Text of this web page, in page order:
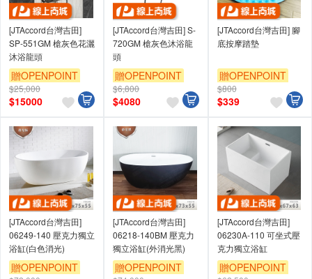
[JTAccord台灣吉田]
SP-551GM 槍灰色花灑
沐浴龍頭
贈OPENPOINT
$25,000
$15000
[JTAccord台灣吉田] S-
720GM 槍灰色沐浴龍
頭
贈OPENPOINT
$6,800
$4080
[JTAccord台灣吉田] 腳
底按摩踏墊
贈OPENPOINT
$800
$339
[JTAccord台灣吉田]
06249-140 壓克力獨立
浴缸(白色消光)
贈OPENPOINT
[JTAccord台灣吉田]
06218-140BM 壓克力
獨立浴缸(外消光黑)
贈OPENPOINT
[JTAccord台灣吉田]
06230A-110 可坐式壓
克力獨立浴缸
贈OPENPOINT